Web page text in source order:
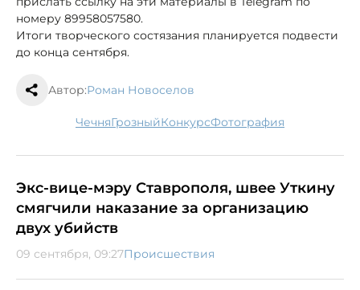
номеру 89958057580.
Итоги творческого состязания планируется подвести
до конца сентября.
Автор:Роман Новоселов
Чечня Грозный конкурс фотография
Экс-вице-мэру Ставрополя, швее Уткину
смягчили наказание за организацию
двух убийств
09 сентября, 09:27Происшествия